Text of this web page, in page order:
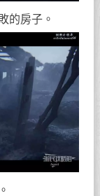
的房子。